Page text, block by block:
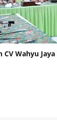
Wahyu Jaya